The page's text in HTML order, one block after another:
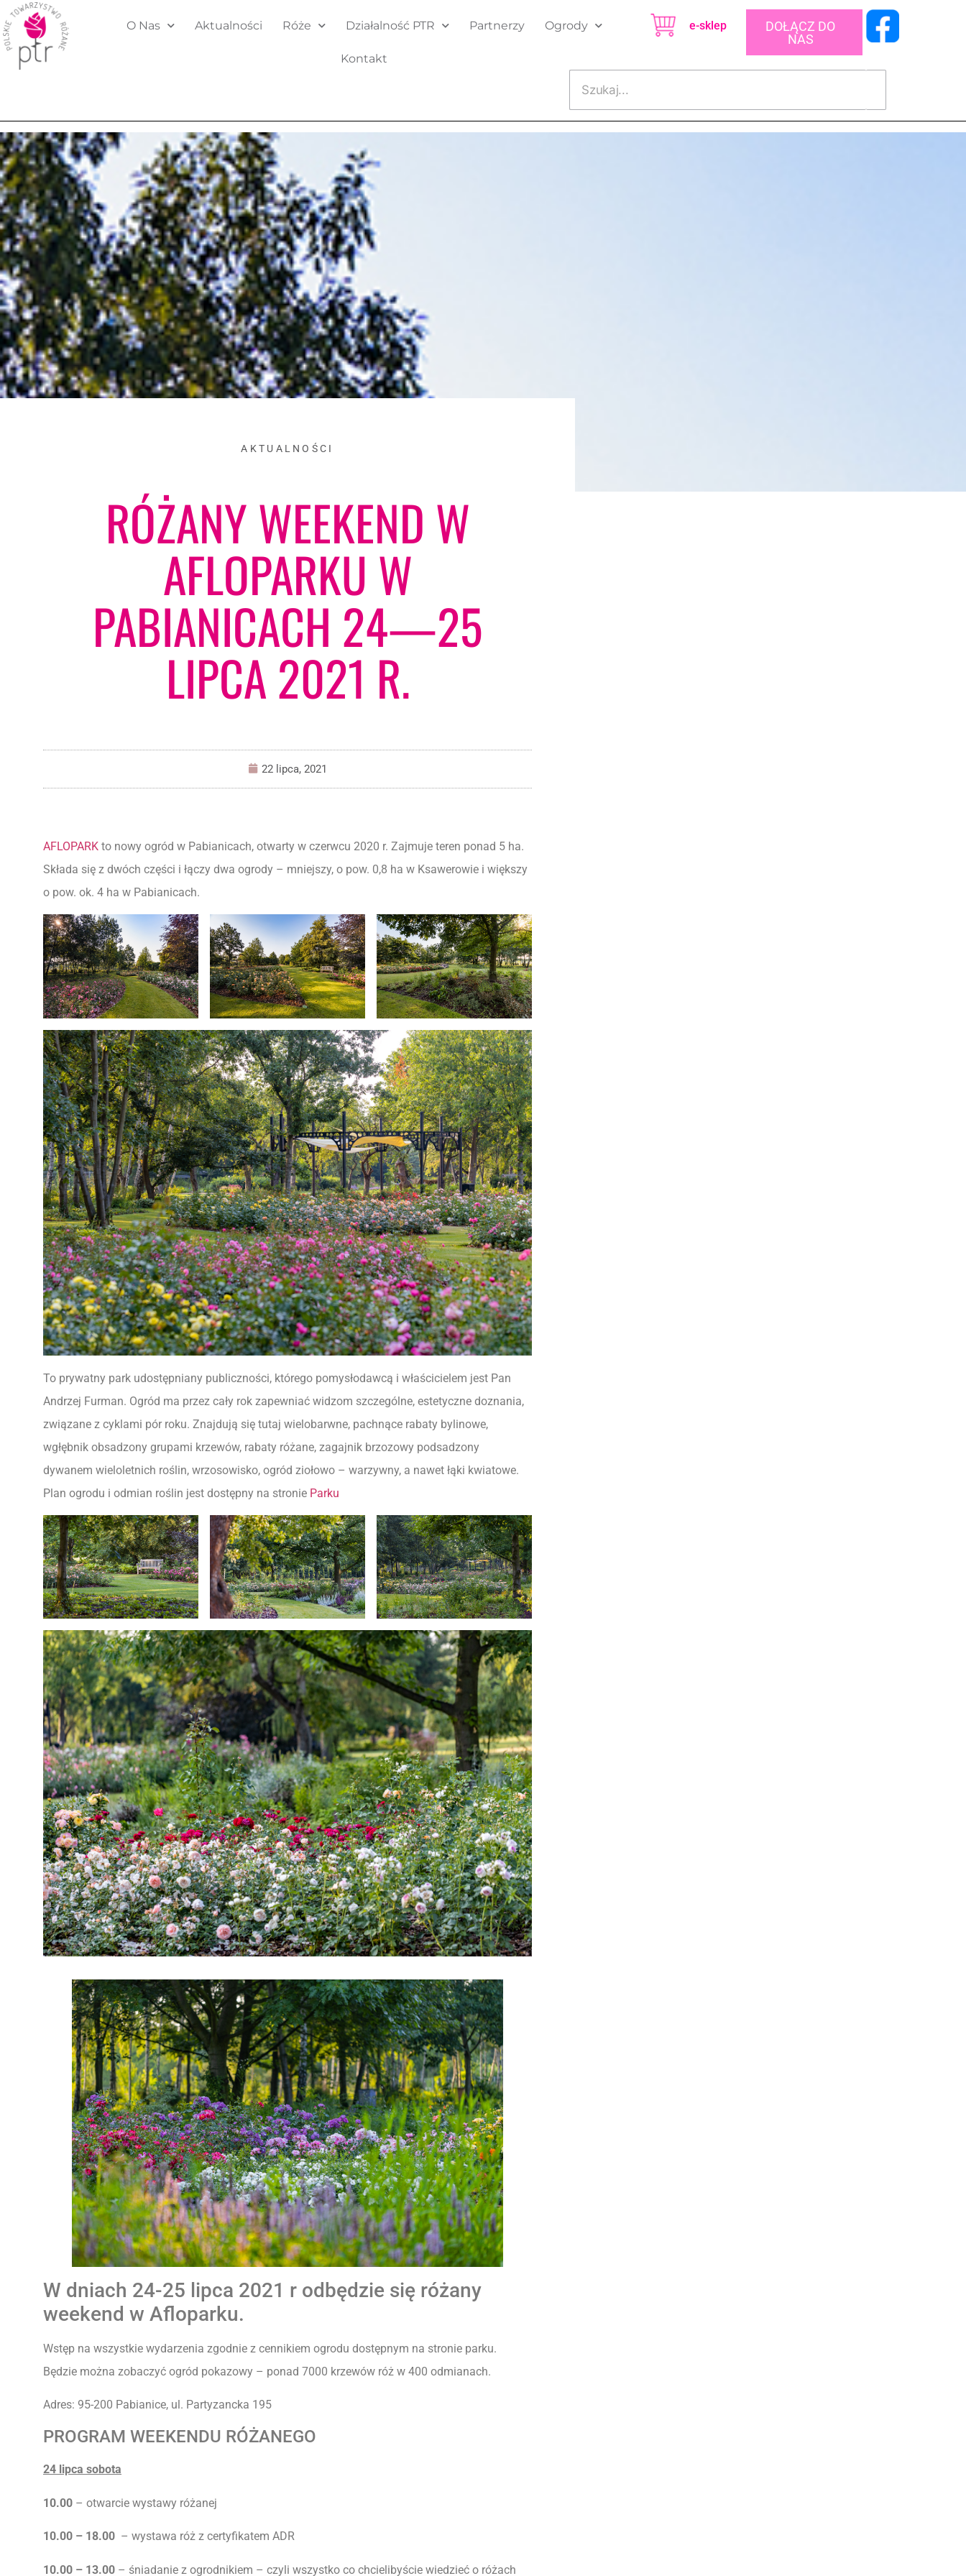
O Nas Aktualności Róże Działalność PTR Partnerzy Ogrody
Kontakt
e-sklep
DOŁĄCZ DO
NAS
AKTUALNOŚCI
RÓŻANY WEEKEND W
AFLOPARKU W
PABIANICACH 24—25
LIPCA 2021 R.
22 lipca, 2021
AFLOPARK to nowy ogród w Pabianicach, otwarty w czerwcu 2020 r. Zajmuje teren ponad 5 ha.
Składa się z dwóch części i łączy dwa ogrody – mniejszy, o pow. 0,8 ha w Ksawerowie i większy
o pow. ok. 4 ha w Pabianicach.
To prywatny park udostępniany publiczności, którego pomysłodawcą i właścicielem jest Pan
Andrzej Furman. Ogród ma przez cały rok zapewniać widzom szczególne, estetyczne doznania,
związane z cyklami pór roku. Znajdują się tutaj wielobarwne, pachnące rabaty bylinowe,
wgłębnik obsadzony grupami krzewów, rabaty różane, zagajnik brzozowy podsadzony
dywanem wieloletnich roślin, wrzosowisko, ogród ziołowo – warzywny, a nawet łąki kwiatowe.
Plan ogrodu i odmian roślin jest dostępny na stronie Parku
W dniach 24-25 lipca 2021 r odbędzie się różany
weekend w Afloparku.
Wstęp na wszystkie wydarzenia zgodnie z cennikiem ogrodu dostępnym na stronie parku.
Będzie można zobaczyć ogród pokazowy – ponad 7000 krzewów róż w 400 odmianach.
Adres: 95-200 Pabianice, ul. Partyzancka 195
PROGRAM WEEKENDU RÓŻANEGO
24 lipca sobota
10.00 – otwarcie wystawy różanej
10.00 – 18.00 – wystawa róż z certyfikatem ADR
10.00 – 13.00 – śniadanie z ogrodnikiem – czyli wszystko co chcielibyście wiedzieć o różach